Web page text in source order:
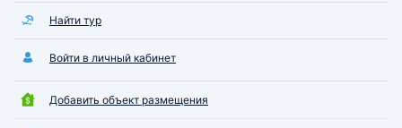
Найти тур
Войти в личный кабинет
Добавить объект размещения